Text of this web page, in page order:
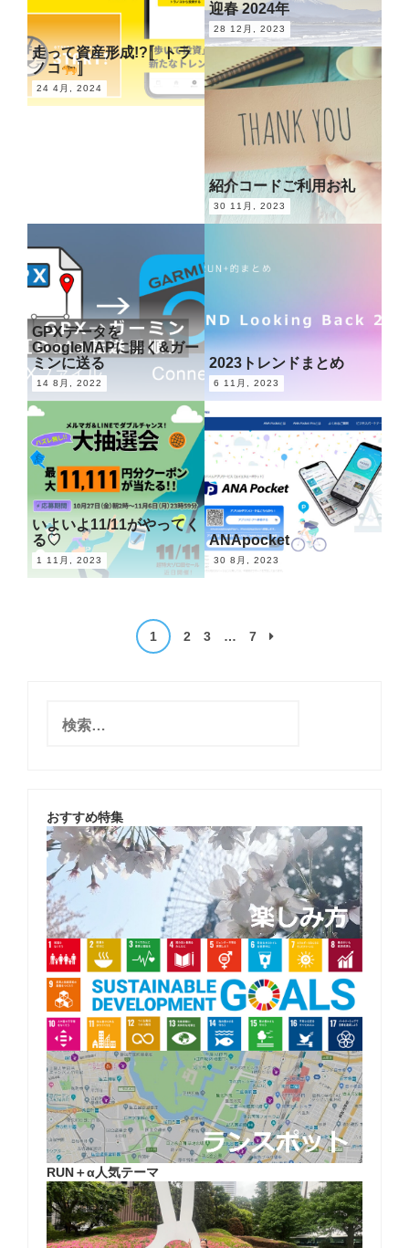
走って資産形成!?〚トラ
ノコ
〛
24 4月, 2024
迎春 2024年
28 12月, 2023
紹介コードご利用お礼
30 11月, 2023
GPXデータを
GoogleMAPに開く&ガー
ミンに送る
14 8月, 2022
2023トレンドまとめ
6 11月, 2023
いよいよ11/11がやってく
る♡
1 11月, 2023
ANApocket
30 8月, 2023
シ
ョ
ン
1 2 3 … 7
おすすめ特集
RUN＋α人気テーマ